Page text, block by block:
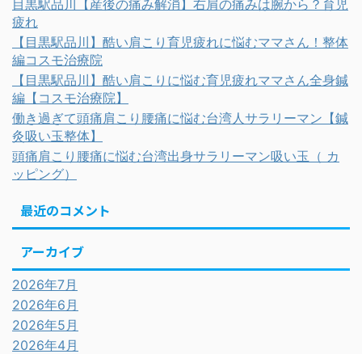
目黒駅品川【産後の痛み解消】右肩の痛みは腕から？育児
疲れ
【目黒駅品川】酷い肩こり育児疲れに悩むママさん！整体
編コスモ治療院
【目黒駅品川】酷い肩こりに悩む育児疲れママさん全身鍼
編【コスモ治療院】
働き過ぎて頭痛肩こり腰痛に悩む台湾人サラリーマン【鍼
灸吸い玉整体】
頭痛肩こり腰痛に悩む台湾出身サラリーマン吸い玉（ カ
ッピング）
最近のコメント
アーカイブ
2026年7月
2026年6月
2026年5月
2026年4月